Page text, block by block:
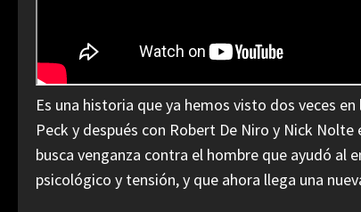
Es una historia que ya hemos visto dos veces
Peck y después con Robert De Niro y Nick
busca venganza contra el hombre que ayudó al
psicológico y tensión, y que ahora llega una